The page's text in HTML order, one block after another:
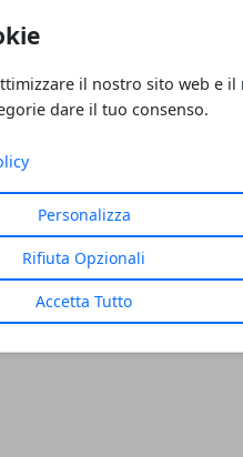
il nostro sito web e il
dare il tuo consenso.
Personalizza
Rifiuta Opzionali
Accetta Tutto